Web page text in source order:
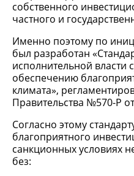
собственного
частного и
Именно поэтому по
был разработан
исполнительной власти
обеспечению
климата»,
Правительства №570-Р
Согласно этому
благоприятного
санкционных условиях
без: